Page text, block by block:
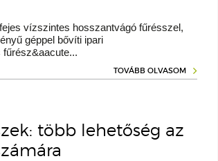
vízszintes hosszantvágó fűrésszel,
géppel bővíti ipari
TOVÁBB OLVASOM
több lehetőség az